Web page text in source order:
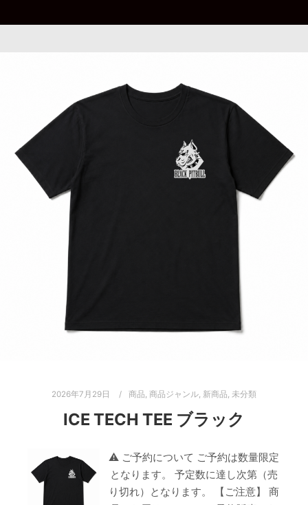
2026年7月29日 商品, 商品ジャンル, 新商品, 未分類
ICE TECH TEE ブラック
⚠ ご予約について ご予約は数量限定
となります。 予定数に達し次第（売
り切れ）となります。 【ご注意】 商